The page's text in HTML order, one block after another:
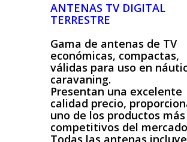
ANTENAS TV DIGITAL
TERRESTRE
Gama de antenas de TV
económicas, compactas,
válidas para uso en
caravaning.
Presentan una excelente
calidad precio,
uno de los productos más
competitivos del
Todas las antenas